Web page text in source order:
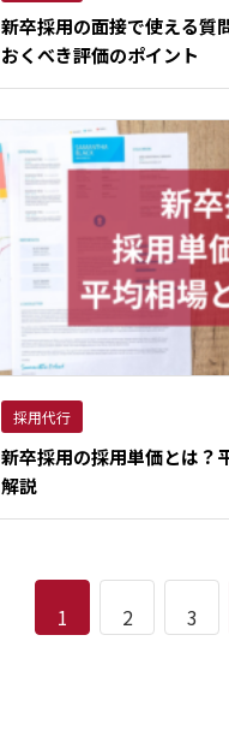
新卒採用の面接で使える質
おくべき評価のポイント
採用代行
新卒採用の採用単価とは？
解説
1 2 3